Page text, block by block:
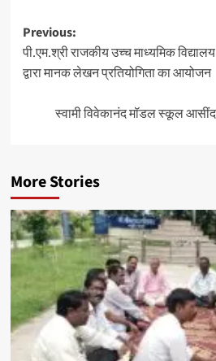
Previous:
पी.एम.श्री राजकीय उच्च माध्यमिक
द्वारा मानक लेखन प्रतियोगिता का आयोजन
स्वामी विवेकानंद मॉडल स्कूल
More Stories